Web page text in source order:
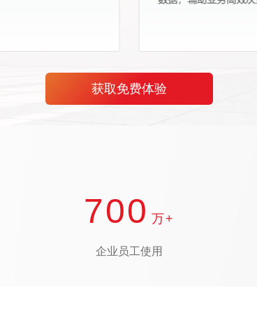
获取免费体验
700 万+
企业员工使用